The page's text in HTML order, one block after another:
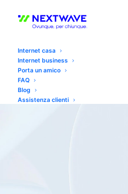
Internet casa
Internet business
Porta un amico
FAQ
Blog
Assistenza clienti